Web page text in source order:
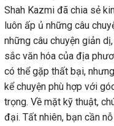
Shah Kazmi đã chia sẻ
luôn ấp ủ những câu
những câu chuyện giản
sắc văn hóa của địa
có thể gặp thất bại,
kể chuyện phù hợp với
trọng. Về mặt kỹ thuật,
đại. Tất nhiên, bạn cần